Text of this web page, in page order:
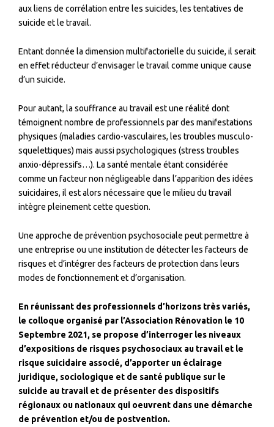
aux liens de corrélation entre les suicides, les tentatives de
suicide et le travail.
Entant donnée la dimension multifactorielle du suicide, il serait
en effet réducteur d’envisager le travail comme unique cause
d’un suicide.
Pour autant, la souffrance au travail est une réalité dont
témoignent nombre de professionnels par des manifestations
physiques (maladies cardio-vasculaires, les troubles musculo-
squelettiques) mais aussi psychologiques (stress troubles
anxio-dépressifs…). La santé mentale étant considérée
comme un facteur non négligeable dans l’apparition des idées
suicidaires, il est alors nécessaire que le milieu du travail
intègre pleinement cette question.
Une approche de prévention psychosociale peut permettre à
une entreprise ou une institution de détecter les facteurs de
risques et d’intégrer des facteurs de protection dans leurs
modes de fonctionnement et d’organisation.
En réunissant des professionnels d’horizons très variés,
le colloque organisé par l’Association Rénovation le 10
Septembre 2021, se propose d’interroger les niveaux
d’expositions de risques psychosociaux au travail et le
risque suicidaire associé, d’apporter un éclairage
juridique, sociologique et de santé publique sur le
suicide au travail et de présenter des dispositifs
régionaux ou nationaux qui oeuvrent dans une démarche
de prévention et/ou de postvention.